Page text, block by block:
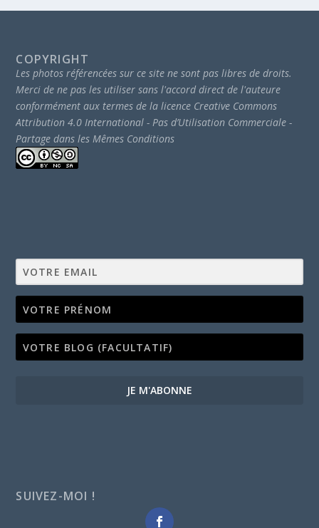
COPYRIGHT
Les photos référencées sur ce site ne sont pas libres de droits.
Merci de ne pas les utiliser sans l'accord direct de l'auteure
conformément aux termes de la licence Creative Commons
Attribution 4.0 International - Pas d’Utilisation Commerciale -
Partage dans les Mêmes Conditions
JE M'ABONNE
SUIVEZ-MOI !